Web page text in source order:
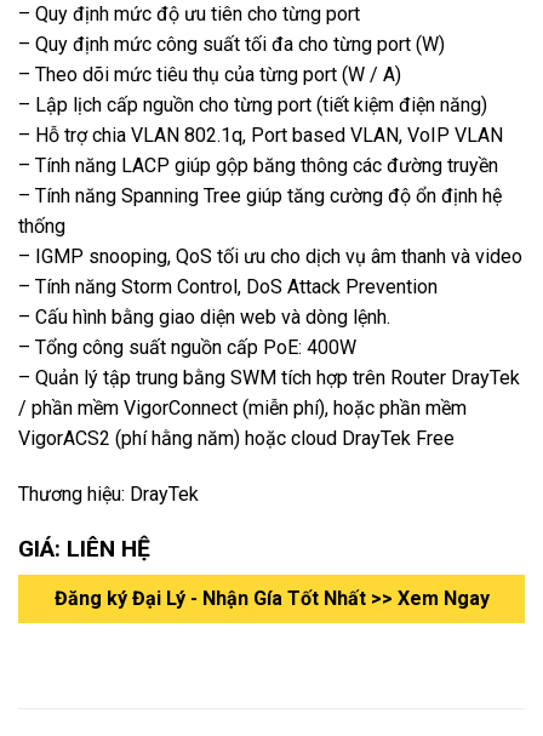
– Quy định mức độ ưu tiên cho từng port
– Quy định mức công suất tối đa cho từng port (W)
– Theo dõi mức tiêu thụ của từng port (W / A)
– Lập lịch cấp nguồn cho từng port (tiết kiệm điện năng)
– Hỗ trợ chia VLAN 802.1q, Port based VLAN, VoIP VLAN
– Tính năng LACP giúp gộp băng thông các đường truyền
– Tính năng Spanning Tree giúp tăng cường độ ổn định hệ
thống
– IGMP snooping, QoS tối ưu cho dịch vụ âm thanh và video
– Tính năng Storm Control, DoS Attack Prevention
– Cấu hình bằng giao diện web và dòng lệnh.
– Tổng công suất nguồn cấp PoE: 400W
– Quản lý tập trung bằng SWM tích hợp trên Router DrayTek
/ phần mềm VigorConnect (miễn phí), hoặc phần mềm
VigorACS2 (phí hằng năm) hoặc cloud DrayTek Free
Thương hiệu: DrayTek
GIÁ: LIÊN HỆ
Đăng ký Đại Lý - Nhận Gía Tốt Nhất >> Xem Ngay